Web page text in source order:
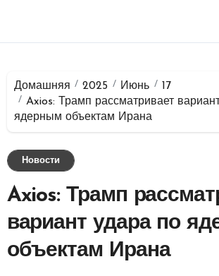
Домашняя 2025 Июнь
17
Axios: Трамп рассматривает
ядерным объектам Ирана
Новости
Axios: Трамп
вариант удара по
объектам Ирана